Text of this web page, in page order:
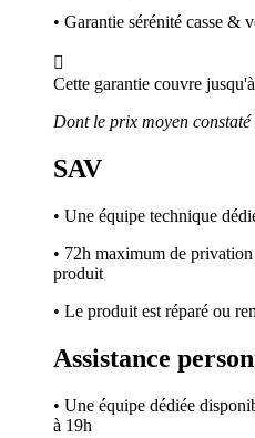
• Garantie sérénité casse &

Cette garantie couvre
Dont le prix moyen
SAV
• Une équipe technique
• 72h maximum de
produit
• Le produit est réparé ou
Assistance
• Une équipe dédiée
à 19h